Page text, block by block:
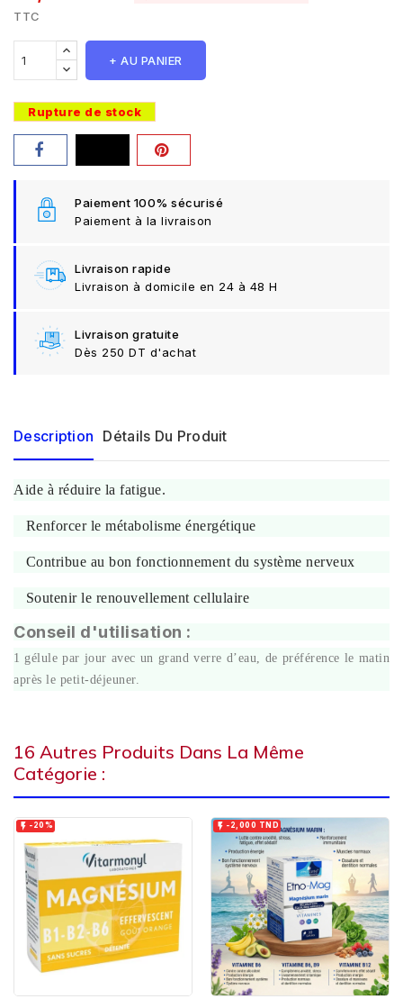
TTC
+ AU PANIER
Rupture de stock
Paiement 100% sécurisé
Paiement à la livraison
Livraison rapide
Livraison à domicile en 24 à 48 H
Livraison gratuite
Dès 250 DT d'achat
Description Détails Du Produit
Aide à réduire la fatigue.
Renforcer le métabolisme énergétique
Contribue au bon fonctionnement du système nerveux
Soutenir le renouvellement cellulaire
Conseil d'utilisation :
1 gélule par jour avec un grand verre d’eau, de préférence le matin
après le petit-déjeuner.
16 Autres Produits Dans La Même
Catégorie :
 -20%  -2,000 TND